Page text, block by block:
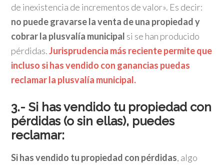
de inexistencia de incrementos de valor». Es decir:
no puede gravarse la venta de una propiedad y
cobrar la plusvalía municipal si se han producido
pérdidas.Jurisprudencia más reciente permite que
incluso si has vendido con ganancias puedas
reclamar la plusvalía municipal.
3.- Si has vendido tu propiedad con
pérdidas (o sin ellas), puedes
reclamar:
Si has vendido tu propiedad con pérdidas, algo